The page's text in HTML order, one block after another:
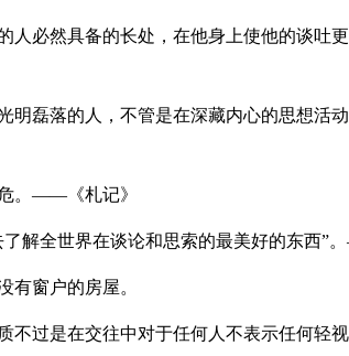
人必然具备的长处，在他身上使他的谈吐
明磊落的人，不管是在深藏内心的思想活
。——《札记》
了解全世界在谈论和思索的最美好的东西”
有窗户的房屋。
不过是在交往中对于任何人不表示任何轻